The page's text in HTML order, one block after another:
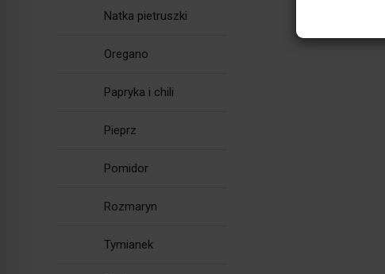
Natka pietruszki
Oregano
Papryka i chili
Pieprz
Pomidor
Rozmaryn
Tymianek